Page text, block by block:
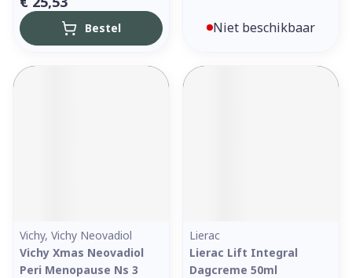
Bestel Niet beschikbaar
Vichy, Vichy Neovadiol
Vichy Xmas Neovadiol
Peri Menopause Ns 3
Lierac
Lierac Lift Integral
Dagcreme 50ml